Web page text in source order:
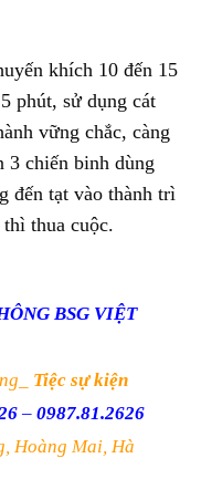
khích 10 đến 15
phút, sử dụng cát
vững chắc, càng
3 chiến binh dùng
đến tạt vào thành trì
thua cuộc.
BSG VIỆT
Tiệc sự kiện
– 0987.81.2626
Hoàng Mai, Hà